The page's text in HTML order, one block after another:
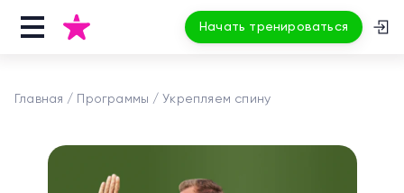
Начать тренироваться
Главная Программы Укрепляем спину